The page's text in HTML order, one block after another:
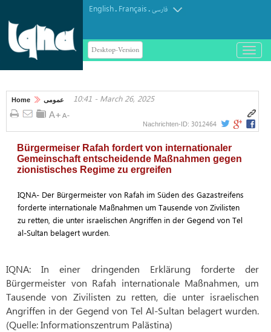
English. Français.فارسی
Desktop-Version
باز
و
کردن
Home عمومی 10:41 - March 26, 2025
Nachrichten-ID: 3012464
Bürgermeiser Rafah fordert von internationaler
Gemeinschaft entscheidende Maßnahmen gegen
zionistisches Regime zu ergreifen
IQNA- Der Bürgermeister von Rafah im Süden des Gazastreifens
forderte internationale Maßnahmen um Tausende von Zivilisten
zu retten, die unter israelischen Angriffen in der Gegend von Tel
al-Sultan belagert wurden.
IQNA: In einer dringenden Erklärung forderte der
Bürgermeister von Rafah internationale Maßnahmen, um
Tausende von Zivilisten zu retten, die unter israelischen
Angriffen in der Gegend von Tel Al-Sultan belagert wurden.
(Quelle: Informationszentrum Palästina)